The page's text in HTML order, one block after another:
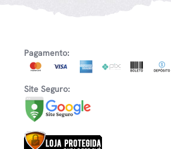
Pagamento:
Site Seguro: